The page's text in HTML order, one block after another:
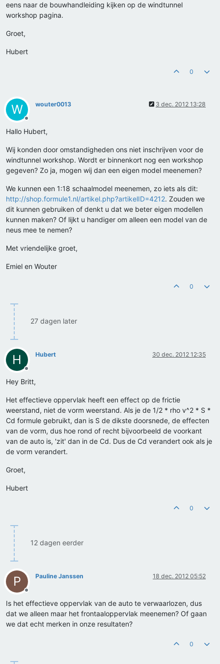
eens naar de bouwhandleiding kijken op de windtunnel
workshop pagina.
Groet,
Hubert
0
W
Offline
wouter0013 3 dec. 2012 13:28
Hallo Hubert,
Wij konden door omstandigheden ons niet inschrijven voor de
windtunnel workshop. Wordt er binnenkort nog een workshop
gegeven? Zo ja, mogen wij dan een eigen model meenemen?
We kunnen een 1:18 schaalmodel meenemen, zo iets als dit:
http://shop.formule1.nl/artikel.php?artikelID=4212. Zouden we
dit kunnen gebruiken of denkt u dat we beter eigen modellen
kunnen maken? Of lijkt u handiger om alleen een model van de
neus mee te nemen?
Met vriendelijke groet,
Emiel en Wouter
0
27 dagen later
H
Offline
Hubert 30 dec. 2012 12:35
Hey Britt,
Het effectieve oppervlak heeft een effect op de frictie
weerstand, niet de vorm weerstand. Als je de 1/2 * rho v^2 * S *
Cd formule gebruikt, dan is S de dikste doorsnede, de effecten
van de vorm, dus hoe rond of recht bijvoorbeeld de voorkant
van de auto is, 'zit' dan in de Cd. Dus de Cd verandert ook als je
de vorm verandert.
Groet,
Hubert
0
12 dagen eerder
P
Offline
Pauline Janssen 18 dec. 2012 05:52
Is het effectieve oppervlak van de auto te verwaarlozen, dus
dat we alleen maar het frontaaloppervlak meenemen? Of gaan
we dat echt merken in onze resultaten?
0